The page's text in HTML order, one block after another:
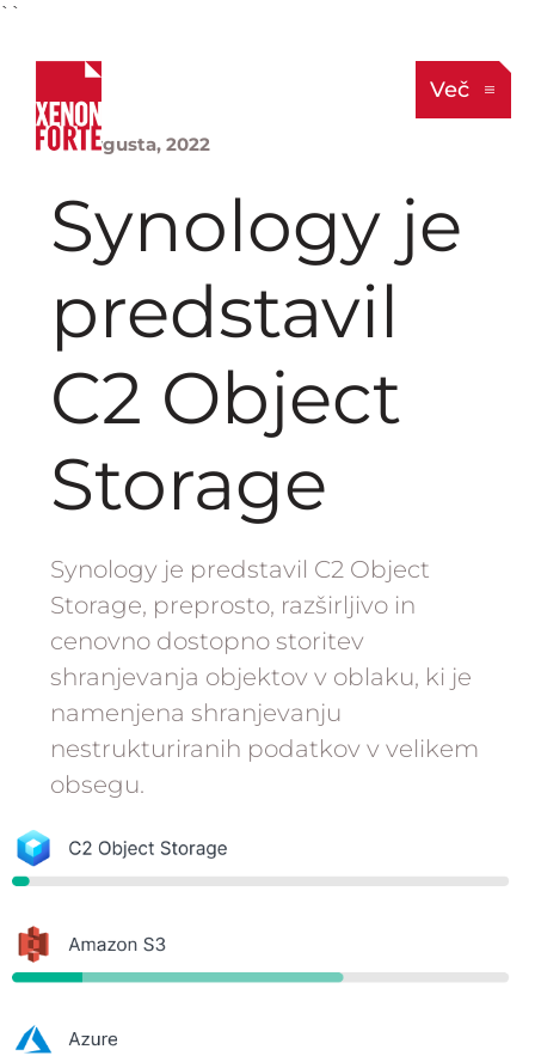
``
Več
23. avgusta, 2022
Synology je
predstavil
C2 Object
Storage
Synology je predstavil C2 Object
Storage, preprosto, razširljivo in
cenovno dostopno storitev
shranjevanja objektov v oblaku, ki je
namenjena shranjevanju
nestrukturiranih podatkov v velikem
obsegu.